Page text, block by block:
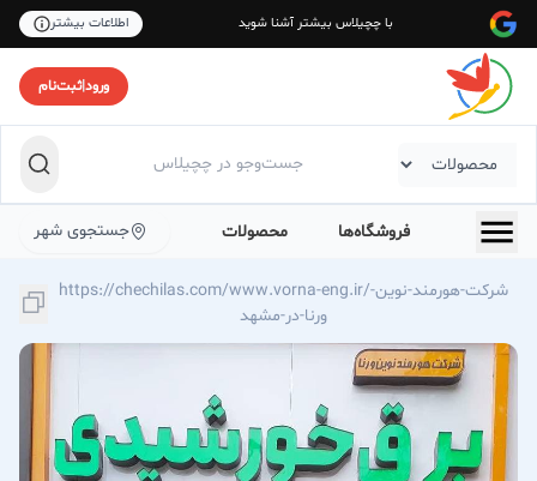
با چچیلاس بیشتر آشنا شوید اطلاعات بیشتر
ورود|ثبت‌نام
فروشگاه‌ها محصولات جستجوی شهر
https://chechilas.com/www.vorna-eng.ir/شرکت-هورمند-نوین-
ورنا-در-مشهد